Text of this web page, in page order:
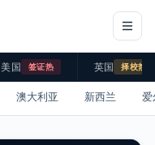
美国 签证热 英国 择校热
澳大利亚 新西兰 爱